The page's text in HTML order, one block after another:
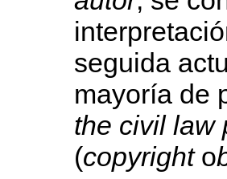
seguida
mayoría de
the civil law
(copyrighto